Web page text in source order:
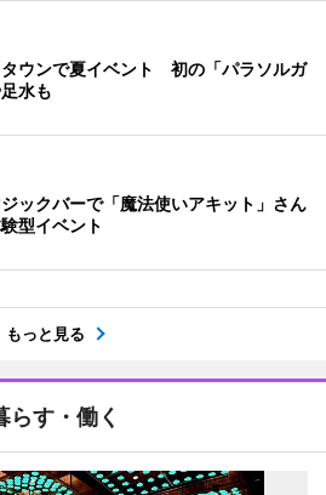
ウンで夏イベント 初の「パラソルガ
水も
ックバーで「魔法使いアキット」さん
型イベント
もっと見る
らす・働く